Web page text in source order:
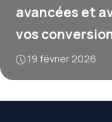
avancées et
vos
19 février 2026